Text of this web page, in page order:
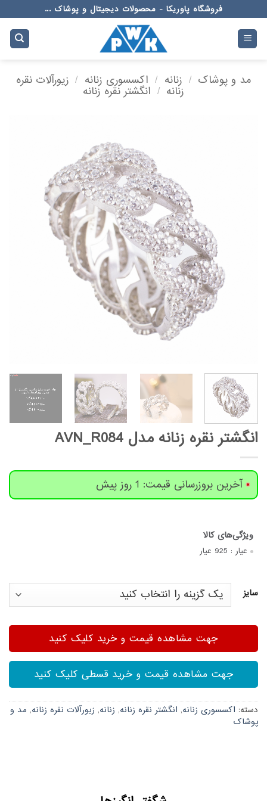
to
content
فروشگاه پاوریکا - محصولات دیجیتال و پوشاک ...
مد و پوشاک / زنانه / اکسسوری زنانه / زیورآلات نقره
زنانه / انگشتر نقره زنانه
انگشتر نقره زنانه مدل AVN_R084
آخرین بروزرسانی قیمت: 1 روز پیش
عیار : 925 عیار
سایز
جهت مشاهده قیمت و خرید کلیک کنید
جهت مشاهده قیمت و خرید قسطی کلیک کنید
دسته: اکسسوری زنانه, انگشتر نقره زنانه, زنانه, زیورآلات نقره زنانه, مد و
پوشاک